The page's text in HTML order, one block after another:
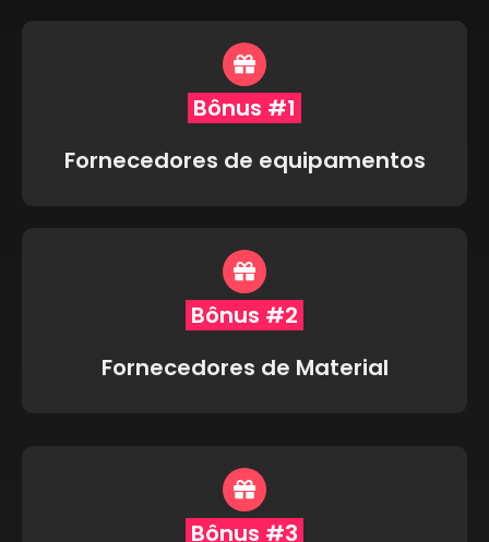
Bônus #1
Fornecedores de equipamentos
Bônus #2
Fornecedores de Material
Bônus #3